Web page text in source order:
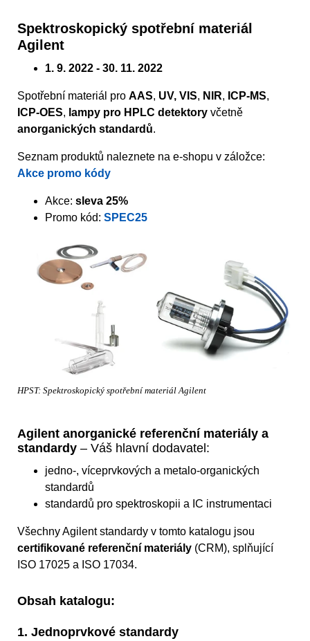
Spektroskopický spotřební materiál
Agilent
1. 9. 2022 - 30. 11. 2022
Spotřební materiál pro AAS, UV, VIS, NIR, ICP-MS,
ICP-OES, lampy pro HPLC detektory včetně
anorganických standardů.
Seznam produktů naleznete na e-shopu v záložce:
Akce promo kódy
Akce: sleva 25%
Promo kód: SPEC25
HPST: Spektroskopický spotřební materiál Agilent
Agilent anorganické referenční materiály a
standardy – Váš hlavní dodavatel:
jedno-, víceprvkových a metalo-organických
standardů
standardů pro spektroskopii a IC instrumentaci
Všechny Agilent standardy v tomto katalogu jsou
certifikované referenční materiály (CRM), splňující
ISO 17025 a ISO 17034.
Obsah katalogu:
1. Jednoprvkové standardy